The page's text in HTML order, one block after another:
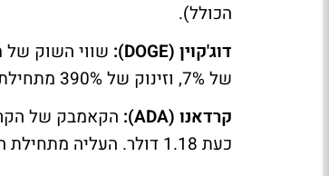
הכולל).
דוג'קוין (DOGE):
של 7%, וזינוק של 390% מתחילת השנה. מחירו עומד על 0.44 דולר.
קרדאנו (ADA):
כעת 1.18 דולר. העליה מתחילת השנה מסתכמת ב-100%.